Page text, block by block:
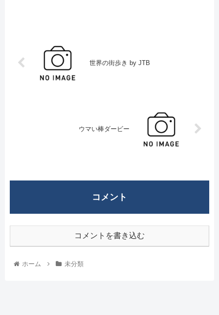
世界の街歩き by JTB
ウマい棒ダービー
コメント
コメントを書き込む
ホーム 未分類